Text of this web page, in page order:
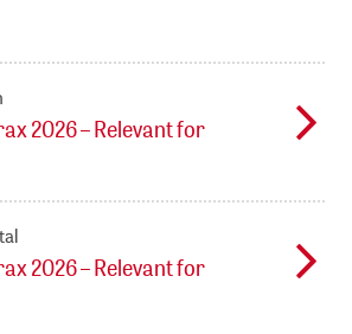
2026 – Relevant for
2026 – Relevant for